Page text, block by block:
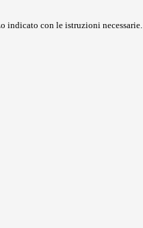
indicato con le istruzioni necessarie.